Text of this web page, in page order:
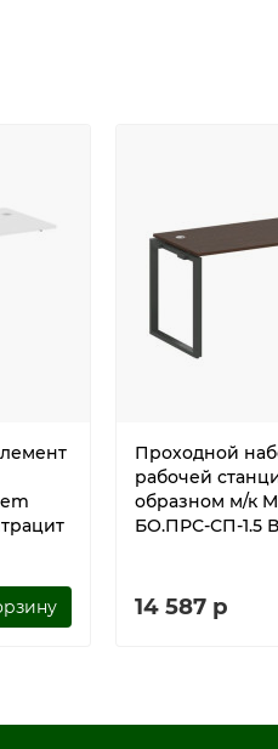
Проходной
рабочей
образном м/к
БО.ПРС-СП-1.5
14 587 р